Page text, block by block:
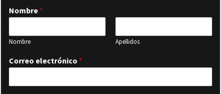
Nombre *
Nombre Apellidos
Correo electrónico *